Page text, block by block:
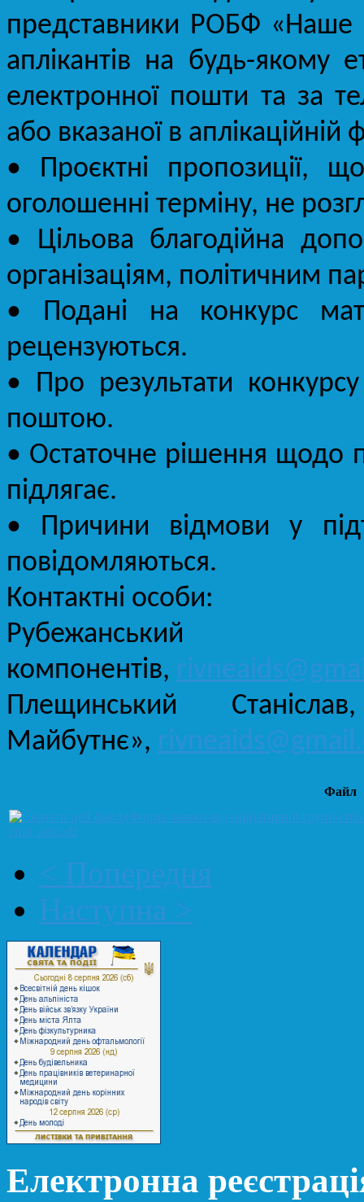
представники РОБФ «Наше
аплікантів на будь-якому
електронної пошти та за
або вказаної в аплікаційній
• Проєктні пропозиції,
оголошенні терміну, не
• Цільова благодійна
організаціям, політичним
• Подані на конкурс
рецензуються.
• Про результати
поштою.
• Остаточне рішення щодо
підлягає.
• Причини відмови у
повідомляються.
Контактні особи:
Рубежанський
компонентів,
Плещинський
Майбутнє»,
Файл
спiл_нот.pdf
< Попередня
Наступна >
Електронна